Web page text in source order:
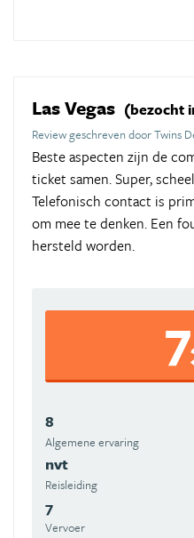
Las Vegas (bezocht
Review geschreven door Twins
Beste aspecten zijn de
ticket samen. Super,
Telefonisch contact is
om mee te denken. Een
hersteld worden.
8
Algemene ervaring
nvt
Reisleiding
7
Vervoer